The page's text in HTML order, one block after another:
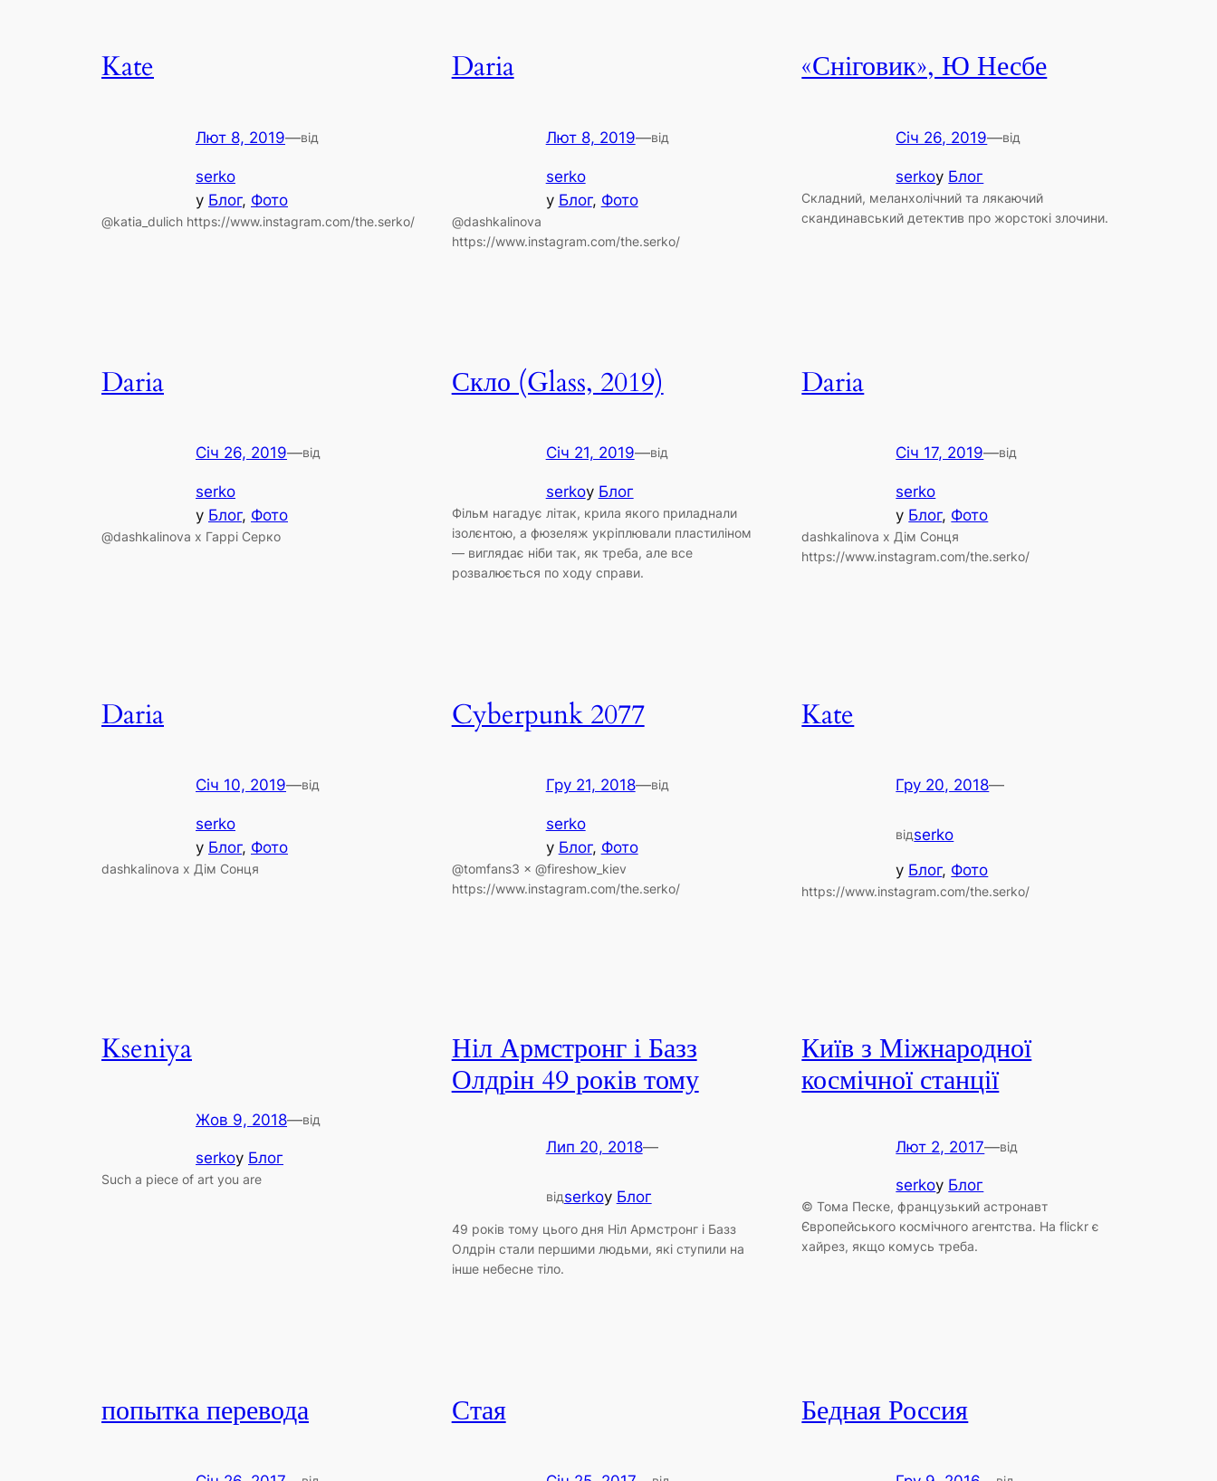
Kate
Лют 8, 2019—від
serko
у Блог, Фото
@katia_dulich https://www.instagram.com/the.serko/
Daria
Лют 8, 2019—від
serko
у Блог, Фото
@dashkalinova
https://www.instagram.com/the.serko/
«Сніговик», Ю Несбе
Січ 26, 2019—від
serkoу Блог
Складний, меланхолічний та лякаючий
скандинавський детектив про жорстокі злочини.
Daria
Січ 26, 2019—від
serko
у Блог, Фото
@dashkalinova x Гаррі Серко
Скло (Glass, 2019)
Січ 21, 2019—від
serkoу Блог
Фільм нагадує літак, крила якого приладнали
ізолєнтою, а фюзеляж укріплювали пластиліном
— виглядає ніби так, як треба, але все
розвалюється по ходу справи.
Daria
Січ 17, 2019—від
serko
у Блог, Фото
dashkalinova x Дім Сонця
https://www.instagram.com/the.serko/
Daria
Січ 10, 2019—від
serko
у Блог, Фото
dashkalinova x Дім Сонця
Cyberpunk 2077
Гру 21, 2018—від
serko
у Блог, Фото
@tomfans3 × @fireshow_kiev
https://www.instagram.com/the.serko/
Kate
Гру 20, 2018—
відserko
у Блог, Фото
https://www.instagram.com/the.serko/
Kseniya
Жов 9, 2018—від
serkoу Блог
Such a piece of art you are
Ніл Армстронг і Базз
Олдрін 49 років тому
Лип 20, 2018—
відserkoу Блог
49 років тому цього дня Ніл Армстронг і Базз
Олдрін стали першими людьми, які ступили на
інше небесне тіло.
Київ з Міжнародної
космічної станції
Лют 2, 2017—від
serkoу Блог
© Тома Песке, французький астронавт
Європейського космічного агентства. На flickr є
хайрез, якщо комусь треба.
попытка перевода Стая Бедная Россия